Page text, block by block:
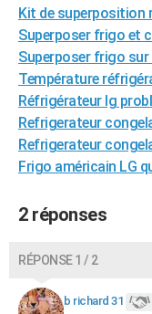
Destinations
City break
Voyage nature
Voyage de noces
Forum
Climat
+PHOTO
GUIDES D'ACHAT
BONS PLANS
CARTE DE VOEUX
Carte de Noël
Carte Bonne année
Carte Saint-Valentin
Carte Pâques
Carte d'anniversaire
Dictionnaire
Biographies
Citations
Expressions
Proverbes
PROGRAMME TV
COPAINS D'AVANT
S'inscrire
Se connecter
Lycées
Collèges
Primaires
Universités
Entreprises
Service militaire
Avis de recherche
AVIS DE DÉCÈS
Kit de superposition
Superposer frigo et
Superposer frigo sur
Température
Réfrigérateur lg
Refrigerateur
Refrigerateur
Frigo américain LG
2 réponses
RÉPONSE 1 / 2
b richard 31